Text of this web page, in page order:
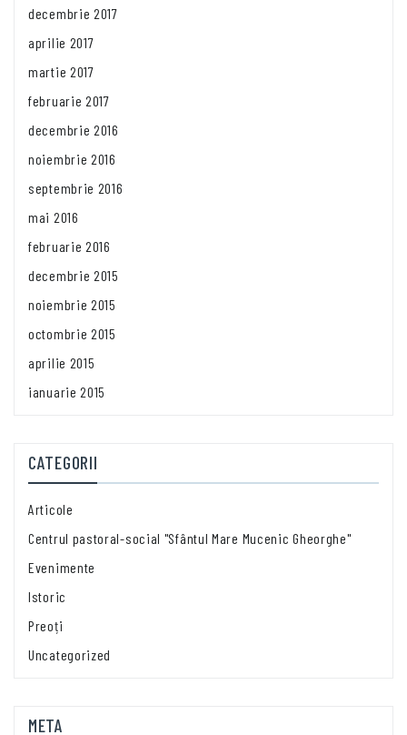
decembrie 2017
aprilie 2017
martie 2017
februarie 2017
decembrie 2016
noiembrie 2016
septembrie 2016
mai 2016
februarie 2016
decembrie 2015
noiembrie 2015
octombrie 2015
aprilie 2015
ianuarie 2015
CATEGORII
Articole
Centrul pastoral-social "Sfântul Mare Mucenic Gheorghe"
Evenimente
Istoric
Preoți
Uncategorized
META